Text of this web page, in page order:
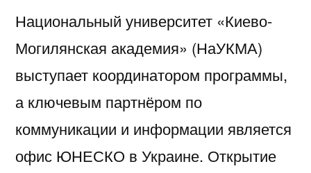
Национальный университет «Киево-
Могилянская академия» (НаУКМА)
выступает координатором программы,
а ключевым партнёром по
коммуникации и информации является
офис ЮНЕСКО в Украине. Открытие